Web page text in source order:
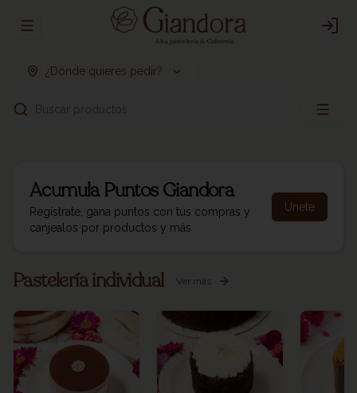
Abrir menu de navegación
¿Dónde quieres pedir?
Buscar productos
AcumulaPuntos Giandora
Regístrate, gana puntos con tus compras y
canjealos por productos y más
Únete
Pastelería individual Ver más